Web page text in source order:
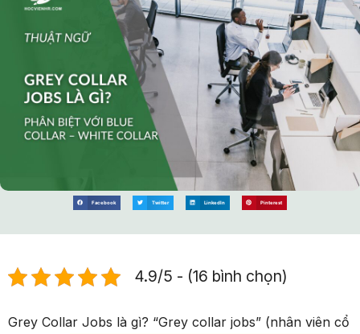
Facebook Twitter LinkedIn Pinterest
4.9/5 - (16 bình chọn)
Grey Collar Jobs là gì? “Grey collar jobs” (nhân viên cổ